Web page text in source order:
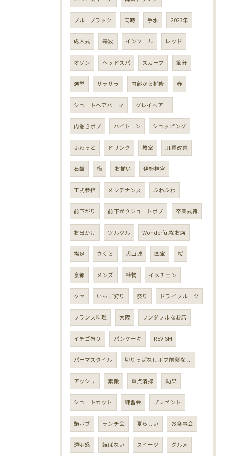
ブルーブラック 同時 手水 2023年
成人式 寒波 インソール レッド
オゾン ヘッドスパ スカーフ 節分
選挙 サラサラ 内部から補修 春
ショートヘアパーマ グレイヘアー
内巻きボブ ハイトーン ショッピング
ふわっと ドリンク 教室 肌質改善
石鹸 梅 お揃い 伊勢神宮
正式参拝 メンテナンス ふわふわ
前下がり 前下がりショートボブ 卒業式袴
お出かけ ツルツル Wonderfulなお店
襟足 さくら 犬山城 国宝 桜
京都 メンズ 植物 イメチェン
クセ いちご狩り 祭り ドライフルーツ
フランス料理 大阪 ワンダフルなお店
イチゴ狩り パンケーキ REVISH
パーマスタイル 切りっぱなしボブ前髪なし
アッシュ 素敵 重点清掃 効果
ショートカット 練習会 プレゼント
艶ボブ ランチ会 夏らしい お食事会
透明感 結ばない スイーツ グルメ